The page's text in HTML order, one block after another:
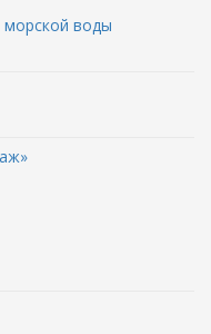
морской воды